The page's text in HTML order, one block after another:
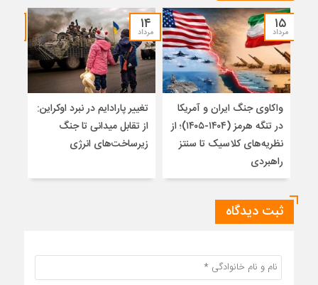
۱۵
مرداد
واکاوی جنگ ایران و آمریکا
در تنگه هرمز (۱۴۰۴-۱۴۰۵)؛ از
نظریه‌های کلاسیک تا سنتز
راهبردی
۱۴
مرداد
تغییر پارادایم در نبرد اوکراین:
از تقابل میدانی تا جنگ
زیرساخت‌های انرژی
ثبت دیدگاه